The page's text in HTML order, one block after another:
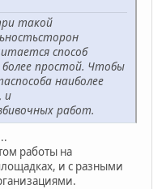
такой
способ
простой. Чтобы
наиболее
и
работ.
работы на
и с разными